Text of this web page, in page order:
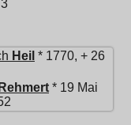
Heil * 1770, + 26
Rehmert * 19 Mai